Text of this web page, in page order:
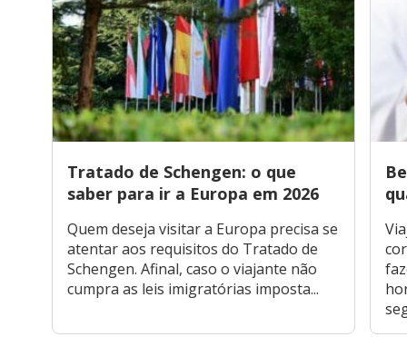
Tratado de Schengen: o que
saber para ir a Europa em 2026
Quem deseja visitar a Europa precisa se
atentar aos requisitos do Tratado de
Schengen. Afinal, caso o viajante não
cumpra as leis imigratórias imposta...